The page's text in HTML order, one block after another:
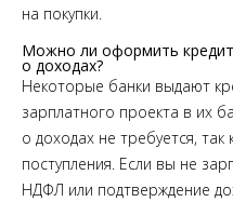
на покупки.
Можно ли оформить
о доходах?
Некоторые банки выдают
зарплатного проекта в их
о доходах не требуется, так
поступления. Если вы не
НДФЛ или подтверждение